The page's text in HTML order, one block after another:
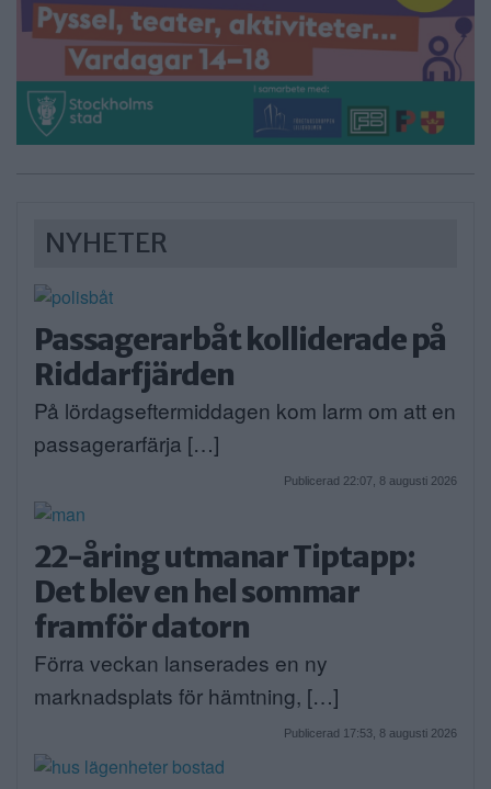
NYHETER
Passagerarbåt kolliderade på
Riddarfjärden
På lördagseftermiddagen kom larm om att en
passagerarfärja […]
Publicerad 22:07, 8 augusti 2026
22-åring utmanar Tiptapp:
Det blev en hel sommar
framför datorn
Förra veckan lanserades en ny
marknadsplats för hämtning, […]
Publicerad 17:53, 8 augusti 2026